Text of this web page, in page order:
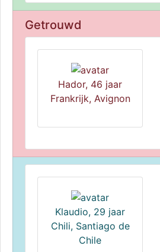
Getrouwd
Hador, 46 jaar
Frankrijk, Avignon
Klaudio, 29 jaar
Chili, Santiago de
Chile